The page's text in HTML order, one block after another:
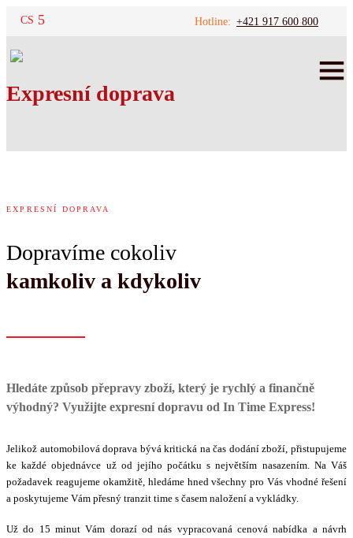
CS
ES Hotline: +421 917 600 800
Expresní doprava
EXPRESNÍ DOPRAVA
Dopravíme cokoliv
kamkoliv a kdykoliv
Hledáte způsob přepravy zboží, který je rychlý a finančně
výhodný? Využijte expresní dopravu od In Time Express!
Jelikož automobilová doprava bývá kritická na čas dodání zboží, přistupujeme
ke každé objednávce už od jejího počátku s největším nasazením. Na Váš
požadavek reagujeme okamžitě, hledáme hned všechny pro Vás vhodné řešení
a poskytujeme Vám přesný tranzit time s časem naložení a vykládky.
Už do 15 minut Vám dorazí od nás vypracovaná cenová nabídka a návrh